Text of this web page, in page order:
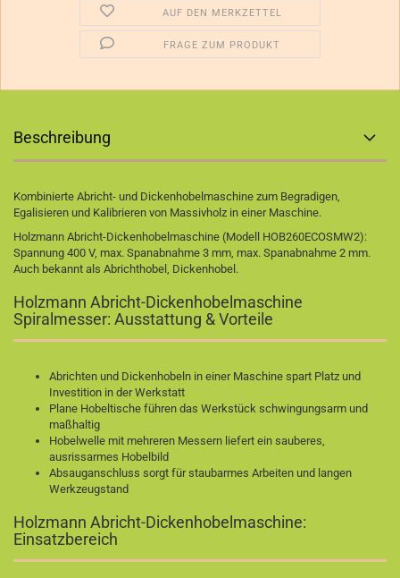
AUF DEN MERKZETTEL
FRAGE ZUM PRODUKT
Beschreibung
Kombinierte Abricht- und Dickenhobelmaschine zum Begradigen,
Egalisieren und Kalibrieren von Massivholz in einer Maschine.
Holzmann Abricht-Dickenhobelmaschine (Modell HOB260ECOSMW2):
Spannung 400 V, max. Spanabnahme 3 mm, max. Spanabnahme 2 mm.
Auch bekannt als Abrichthobel, Dickenhobel.
Holzmann Abricht-Dickenhobelmaschine
Spiralmesser: Ausstattung & Vorteile
Abrichten und Dickenhobeln in einer Maschine spart Platz und
Investition in der Werkstatt
Plane Hobeltische führen das Werkstück schwingungsarm und
maßhaltig
Hobelwelle mit mehreren Messern liefert ein sauberes,
ausrissarmes Hobelbild
Absauganschluss sorgt für staubarmes Arbeiten und langen
Werkzeugstand
Holzmann Abricht-Dickenhobelmaschine:
Einsatzbereich